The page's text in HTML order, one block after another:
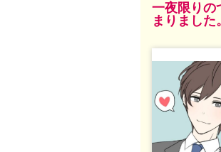
一夜限りの
まりました。